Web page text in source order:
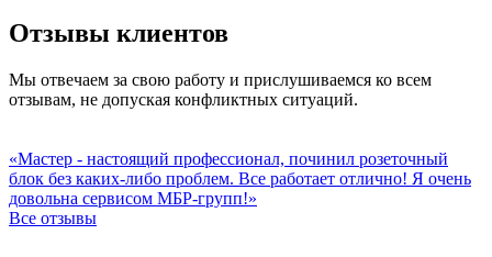
Отзывы клиентов
Мы отвечаем за свою работу и прислушиваемся ко всем
отзывам, не допуская конфликтных ситуаций.
«Мастер - настоящий профессионал, починил розеточный
блок без каких-либо проблем. Все работает отлично! Я очень
довольна сервисом МБР-групп!»
Все отзывы